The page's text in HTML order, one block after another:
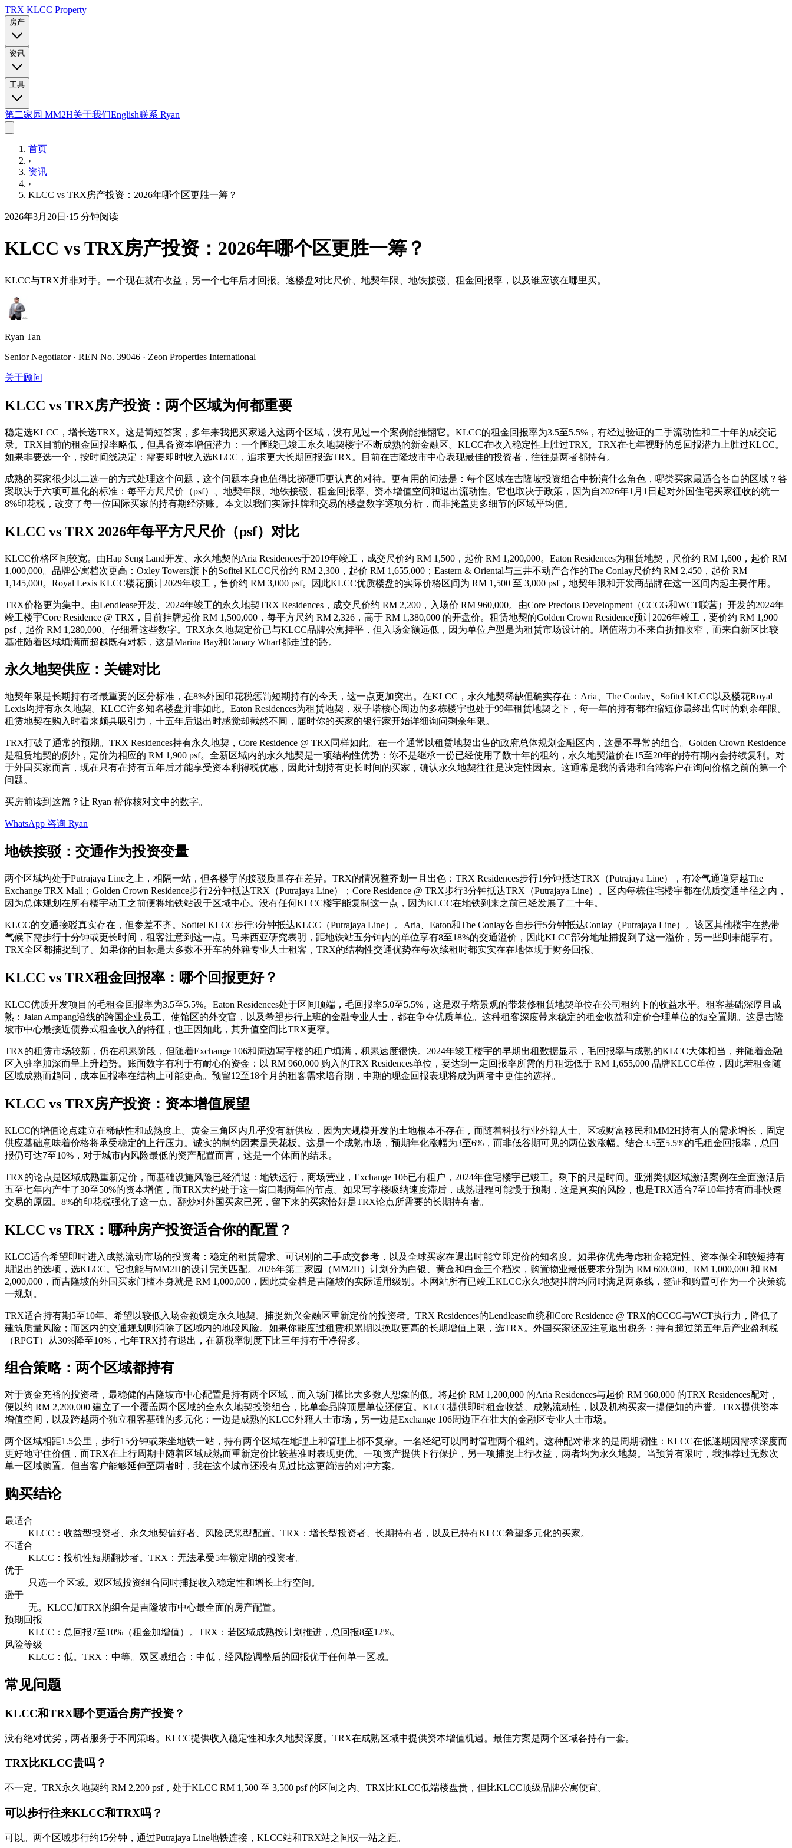
TRX KLCC Property
房产
资讯
工具
第二家园 MM2H关于我们English联系 Ryan
首页
›
资讯
›
KLCC vs TRX房产投资：2026年哪个区更胜一筹？
2026年3月20日 ·15 分钟阅读
KLCC vs TRX房产投资：2026年哪个区更胜一筹？
KLCC与TRX并非对手。一个现在就有收益，另一个七年后才回报。逐楼盘对比尺价、地契年限、地铁接驳、租金回报率，以及谁应该在哪里买。
Ryan Tan
Senior Negotiator · REN No. 39046 · Zeon Properties International
关于顾问
KLCC vs TRX房产投资：两个区域为何都重要
稳定选KLCC，增长选TRX。这是简短答案，多年来我把买家送入这两个区域，没有见过一个案例能推翻它。KLCC的租金回报率为3.5至5.5%，有经过验证的二手流动性和二十年的成交记
录。TRX目前的租金回报率略低，但具备资本增值潜力：一个围绕已竣工永久地契楼宇不断成熟的新金融区。KLCC在收入稳定性上胜过TRX。TRX在七年视野的总回报潜力上胜过KLCC。
如果非要选一个，按时间线决定：需要即时收入选KLCC，追求更大长期回报选TRX。目前在吉隆坡市中心表现最佳的投资者，往往是两者都持有。
成熟的买家很少以二选一的方式处理这个问题，这个问题本身也值得比掷硬币更认真的对待。更有用的问法是：每个区域在吉隆坡投资组合中扮演什么角色，哪类买家最适合各自的区域？答
案取决于六项可量化的标准：每平方尺尺价（psf）、地契年限、地铁接驳、租金回报率、资本增值空间和退出流动性。它也取决于政策，因为自2026年1月1日起对外国住宅买家征收的统一
8%印花税，改变了每一位国际买家的持有期经济账。本文以我们实际挂牌和交易的楼盘数字逐项分析，而非掩盖更多细节的区域平均值。
KLCC vs TRX 2026年每平方尺尺价（psf）对比
KLCC价格区间较宽。由Hap Seng Land开发、永久地契的Aria Residences于2019年竣工，成交尺价约 RM 1,500，起价 RM 1,200,000。Eaton Residences为租赁地契，尺价约 RM 1,600，起价 RM
1,000,000。品牌公寓档次更高：Oxley Towers旗下的Sofitel KLCC尺价约 RM 2,300，起价 RM 1,655,000；Eastern & Oriental与三井不动产合作的The Conlay尺价约 RM 2,450，起价 RM
1,145,000。Royal Lexis KLCC楼花预计2029年竣工，售价约 RM 3,000 psf。因此KLCC优质楼盘的实际价格区间为 RM 1,500 至 3,000 psf，地契年限和开发商品牌在这一区间内起主要作用。
TRX价格更为集中。由Lendlease开发、2024年竣工的永久地契TRX Residences，成交尺价约 RM 2,200，入场价 RM 960,000。由Core Precious Development（CCCG和WCT联营）开发的2024年
竣工楼宇Core Residence @ TRX，目前挂牌起价 RM 1,500,000，每平方尺约 RM 2,326，高于 RM 1,380,000 的开盘价。租赁地契的Golden Crown Residence预计2026年竣工，要价约 RM 1,900
psf，起价 RM 1,280,000。仔细看这些数字。TRX永久地契定价已与KLCC品牌公寓持平，但入场金额远低，因为单位户型是为租赁市场设计的。增值潜力不来自折扣收窄，而来自新区比较
基准随着区域填满而超越既有对标，这是Marina Bay和Canary Wharf都走过的路。
永久地契供应：关键对比
地契年限是长期持有者最重要的区分标准，在8%外国印花税惩罚短期持有的今天，这一点更加突出。在KLCC，永久地契稀缺但确实存在：Aria、The Conlay、Sofitel KLCC以及楼花Royal
Lexis均持有永久地契。KLCC许多知名楼盘并非如此。Eaton Residences为租赁地契，双子塔核心周边的多栋楼宇也处于99年租赁地契之下，每一年的持有都在缩短你最终出售时的剩余年限。
租赁地契在购入时看来颇具吸引力，十五年后退出时感觉却截然不同，届时你的买家的银行家开始详细询问剩余年限。
TRX打破了通常的预期。TRX Residences持有永久地契，Core Residence @ TRX同样如此。在一个通常以租赁地契出售的政府总体规划金融区内，这是不寻常的组合。Golden Crown Residence
是租赁地契的例外，定价为相应的 RM 1,900 psf。全新区域内的永久地契是一项结构性优势：你不是继承一份已经使用了数十年的租约，永久地契溢价在15至20年的持有期内会持续复利。对
于外国买家而言，现在只有在持有五年后才能享受资本利得税优惠，因此计划持有更长时间的买家，确认永久地契往往是决定性因素。这通常是我的香港和台湾客户在询问价格之前的第一个
问题。
买房前读到这篇？让 Ryan 帮你核对文中的数字。
WhatsApp 咨询 Ryan
地铁接驳：交通作为投资变量
两个区域均处于Putrajaya Line之上，相隔一站，但各楼宇的接驳质量存在差异。TRX的情况整齐划一且出色：TRX Residences步行1分钟抵达TRX（Putrajaya Line），有冷气通道穿越The
Exchange TRX Mall；Golden Crown Residence步行2分钟抵达TRX（Putrajaya Line）；Core Residence @ TRX步行3分钟抵达TRX（Putrajaya Line）。区内每栋住宅楼宇都在优质交通半径之内，
因为总体规划在所有楼宇动工之前便将地铁站设于区域中心。没有任何KLCC楼宇能复制这一点，因为KLCC在地铁到来之前已经发展了二十年。
KLCC的交通接驳真实存在，但参差不齐。Sofitel KLCC步行3分钟抵达KLCC（Putrajaya Line）。Aria、Eaton和The Conlay各自步行5分钟抵达Conlay（Putrajaya Line）。该区其他楼宇在热带
气候下需步行十分钟或更长时间，租客注意到这一点。马来西亚研究表明，距地铁站五分钟内的单位享有8至18%的交通溢价，因此KLCC部分地址捕捉到了这一溢价，另一些则未能享有。
TRX全区都捕捉到了。如果你的目标是大多数不开车的外籍专业人士租客，TRX的结构性交通优势在每次续租时都实实在在地体现于财务回报。
KLCC vs TRX租金回报率：哪个回报更好？
KLCC优质开发项目的毛租金回报率为3.5至5.5%。Eaton Residences处于区间顶端，毛回报率5.0至5.5%，这是双子塔景观的带装修租赁地契单位在公司租约下的收益水平。租客基础深厚且成
熟：Jalan Ampang沿线的跨国企业员工、使馆区的外交官，以及希望步行上班的金融专业人士，都在争夺优质单位。这种租客深度带来稳定的租金收益和定价合理单位的短空置期。这是吉隆
坡市中心最接近债券式租金收入的特征，也正因如此，其升值空间比TRX更窄。
TRX的租赁市场较新，仍在积累阶段，但随着Exchange 106和周边写字楼的租户填满，积累速度很快。2024年竣工楼宇的早期出租数据显示，毛回报率与成熟的KLCC大体相当，并随着金融
区入驻率加深而呈上升趋势。账面数字有利于有耐心的资金：以 RM 960,000 购入的TRX Residences单位，要达到一定回报率所需的月租远低于 RM 1,655,000 品牌KLCC单位，因此若租金随
区域成熟而趋同，成本回报率在结构上可能更高。预留12至18个月的租客需求培育期，中期的现金回报表现将成为两者中更佳的选择。
KLCC vs TRX房产投资：资本增值展望
KLCC的增值论点建立在稀缺性和成熟度上。黄金三角区内几乎没有新供应，因为大规模开发的土地根本不存在，而随着科技行业外籍人士、区域财富移民和MM2H持有人的需求增长，固定
供应基础意味着价格将承受稳定的上行压力。诚实的制约因素是天花板。这是一个成熟市场，预期年化涨幅为3至6%，而非低谷期可见的两位数涨幅。结合3.5至5.5%的毛租金回报率，总回
报仍可达7至10%，对于城市内风险最低的资产配置而言，这是一个体面的结果。
TRX的论点是区域成熟重新定价，而基础设施风险已经消退：地铁运行，商场营业，Exchange 106已有租户，2024年住宅楼宇已竣工。剩下的只是时间。亚洲类似区域激活案例在全面激活后
五至七年内产生了30至50%的资本增值，而TRX大约处于这一窗口期两年的节点。如果写字楼吸纳速度滞后，成熟进程可能慢于预期，这是真实的风险，也是TRX适合7至10年持有而非快速
交易的原因。8%的印花税强化了这一点。翻炒对外国买家已死，留下来的买家恰好是TRX论点所需要的长期持有者。
KLCC vs TRX：哪种房产投资适合你的配置？
KLCC适合希望即时进入成熟流动市场的投资者：稳定的租赁需求、可识别的二手成交参考，以及全球买家在退出时能立即定价的知名度。如果你优先考虑租金稳定性、资本保全和较短持有
期退出的选项，选KLCC。它也能与MM2H的设计完美匹配。2026年第二家园（MM2H）计划分为白银、黄金和白金三个档次，购置物业最低要求分别为 RM 600,000、RM 1,000,000 和 RM
2,000,000，而吉隆坡的外国买家门槛本身就是 RM 1,000,000，因此黄金档是吉隆坡的实际适用级别。本网站所有已竣工KLCC永久地契挂牌均同时满足两条线，签证和购置可作为一个决策统
一规划。
TRX适合持有期5至10年、希望以较低入场金额锁定永久地契、捕捉新兴金融区重新定价的投资者。TRX Residences的Lendlease血统和Core Residence @ TRX的CCCG与WCT执行力，降低了
建筑质量风险；而区内的交通规划则消除了区域内的地段风险。如果你能度过租赁积累期以换取更高的长期增值上限，选TRX。外国买家还应注意退出税务：持有超过第五年后产业盈利税
（RPGT）从30%降至10%，七年TRX持有退出，在新税率制度下比三年持有干净得多。
组合策略：两个区域都持有
对于资金充裕的投资者，最稳健的吉隆坡市中心配置是持有两个区域，而入场门槛比大多数人想象的低。将起价 RM 1,200,000 的Aria Residences与起价 RM 960,000 的TRX Residences配对，
便以约 RM 2,200,000 建立了一个覆盖两个区域的全永久地契投资组合，比单套品牌顶层单位还便宜。KLCC提供即时租金收益、成熟流动性，以及机构买家一提便知的声誉。TRX提供资本
增值空间，以及跨越两个独立租客基础的多元化：一边是成熟的KLCC外籍人士市场，另一边是Exchange 106周边正在壮大的金融区专业人士市场。
两个区域相距1.5公里，步行15分钟或乘坐地铁一站，持有两个区域在地理上和管理上都不复杂。一名经纪可以同时管理两个租约。这种配对带来的是周期韧性：KLCC在低迷期因需求深度而
更好地守住价值，而TRX在上行周期中随着区域成熟而重新定价比较基准时表现更优。一项资产提供下行保护，另一项捕捉上行收益，两者均为永久地契。当预算有限时，我推荐过无数次
单一区域购置。但当客户能够延伸至两者时，我在这个城市还没有见过比这更简洁的对冲方案。
购买结论
最适合
KLCC：收益型投资者、永久地契偏好者、风险厌恶型配置。TRX：增长型投资者、长期持有者，以及已持有KLCC希望多元化的买家。
不适合
KLCC：投机性短期翻炒者。TRX：无法承受5年锁定期的投资者。
优于
只选一个区域。双区域投资组合同时捕捉收入稳定性和增长上行空间。
逊于
无。KLCC加TRX的组合是吉隆坡市中心最全面的房产配置。
预期回报
KLCC：总回报7至10%（租金加增值）。TRX：若区域成熟按计划推进，总回报8至12%。
风险等级
KLCC：低。TRX：中等。双区域组合：中低，经风险调整后的回报优于任何单一区域。
常见问题
KLCC和TRX哪个更适合房产投资？
没有绝对优劣，两者服务于不同策略。KLCC提供收入稳定性和永久地契深度。TRX在成熟区域中提供资本增值机遇。最佳方案是两个区域各持有一套。
TRX比KLCC贵吗？
不一定。TRX永久地契约 RM 2,200 psf，处于KLCC RM 1,500 至 3,500 psf 的区间之内。TRX比KLCC低端楼盘贵，但比KLCC顶级品牌公寓便宜。
可以步行往来KLCC和TRX吗？
可以。两个区域步行约15分钟，通过Putrajaya Line地铁连接，KLCC站和TRX站之间仅一站之距。